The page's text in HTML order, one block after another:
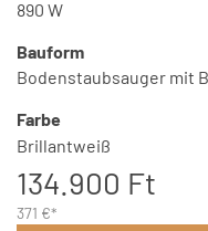
890 W
Bauform
Bodenstaubsauger mit
Farbe
Brillantweiß
134.900 Ft
371 €*